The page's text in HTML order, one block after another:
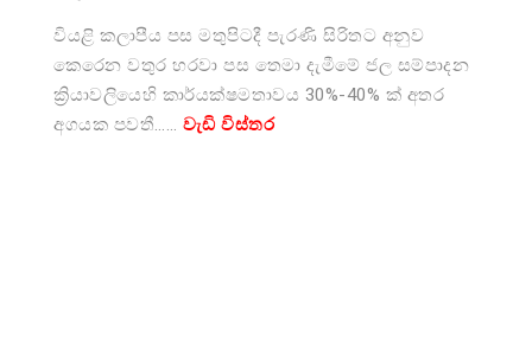
වියළි කලාපීය පස මතුපිටදී පැරණි සිරිතට අනුව
කෙරෙන වතුර හරවා පස තෙමා දැමීමේ ජල සම්පාදන
ක්‍රියාවලියෙහි කාර්යක්ෂමතාවය 30%-40% ක් අතර
අගයක පවතී…… වැඩි විස්තර